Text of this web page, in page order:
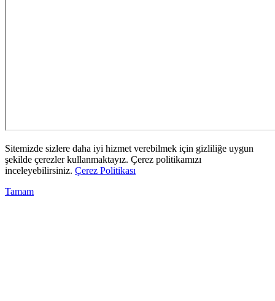
Sitemizde sizlere daha iyi hizmet verebilmek için gizliliğe uygun
şekilde çerezler kullanmaktayız. Çerez politikamızı
inceleyebilirsiniz. Çerez Politikası
Tamam